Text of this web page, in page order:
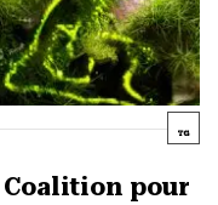
Coalition pour